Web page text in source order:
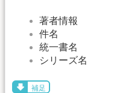
著者情報
件名
統一書名
シリーズ名
補足